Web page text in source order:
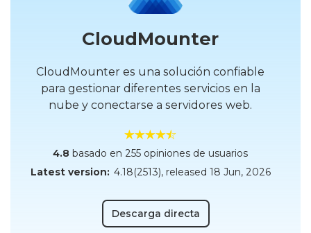
CloudMounter
CloudMounter es una solución confiable
para gestionar diferentes servicios en la
nube y conectarse a servidores web.
4.8 basado en 255 opiniones de usuarios
Latest version: 4.18(2513), released 18 Jun, 2026
Descarga directa